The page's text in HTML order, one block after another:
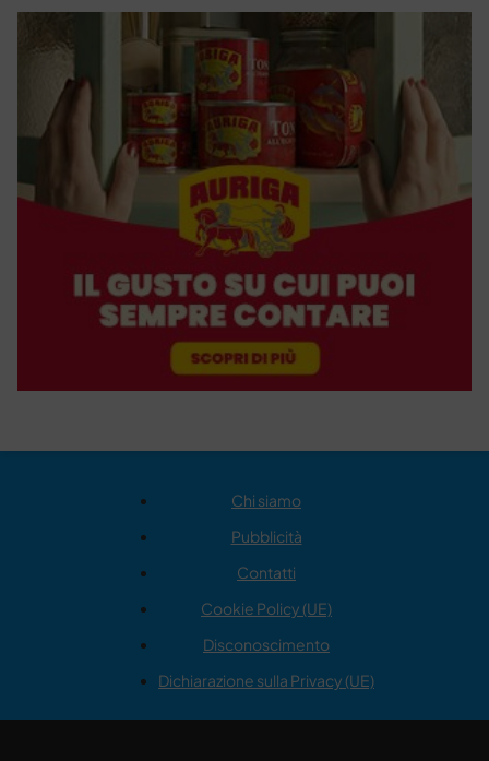
Chi siamo
Pubblicità
Contatti
Cookie Policy (UE)
Disconoscimento
Dichiarazione sulla Privacy (UE)